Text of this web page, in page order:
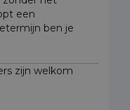
een
ben je
zijn welkom